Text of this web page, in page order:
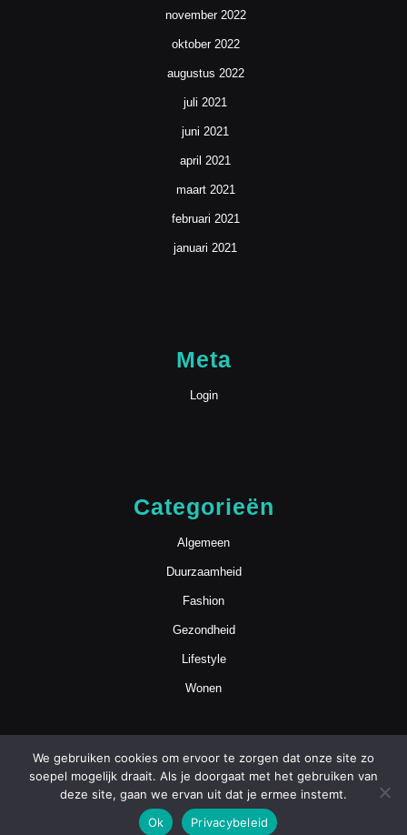
november 2022
oktober 2022
augustus 2022
juli 2021
juni 2021
april 2021
maart 2021
februari 2021
januari 2021
Meta
Login
Categorieën
Algemeen
Duurzaamheid
Fashion
Gezondheid
Lifestyle
Wonen
Blog WordPress Theme Copyright
mamasmoois.nl | Alle Rechten Voorbehouden
We gebruiken cookies om ervoor te zorgen dat onze site zo
soepel mogelijk draait. Als je doorgaat met het gebruiken van
deze site, gaan we ervan uit dat je ermee instemt.
Ok
Privacybeleid